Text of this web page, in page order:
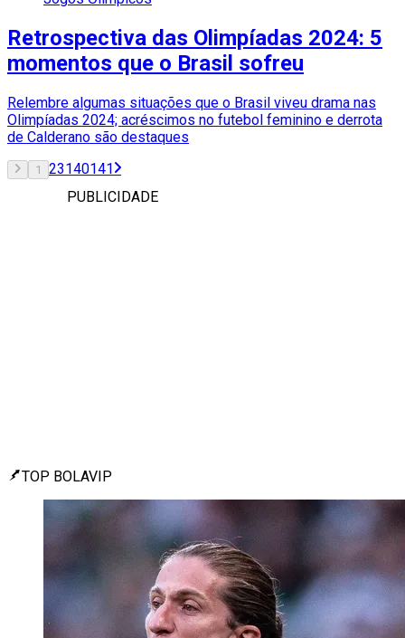
Retrospectiva das Olimpíadas 2024: 5
momentos que o Brasil sofreu
Relembre algumas situações que o Brasil viveu drama nas
Olimpíadas 2024; acréscimos no futebol feminino e derrota
de Calderano são destaques
1 23140141
PUBLICIDADE
TOP BOLAVIP